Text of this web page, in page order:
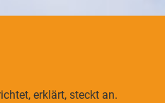
erklärt, steckt an.